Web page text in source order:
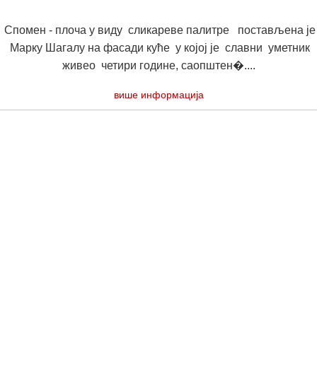
Спомен - плоча у виду сликареве палитре постављена је
Марку Шагалу на фасади куће у којој је славни уметник
живео четири године, саопштен�....
више информација